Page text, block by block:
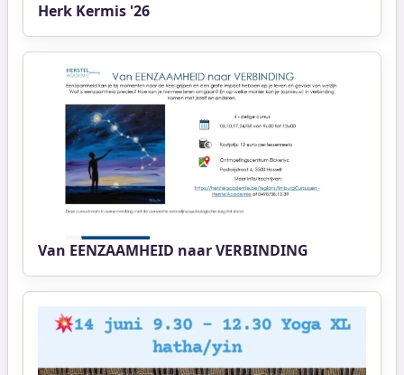
Herk Kermis '26
Van EENZAAMHEID naar VERBINDING